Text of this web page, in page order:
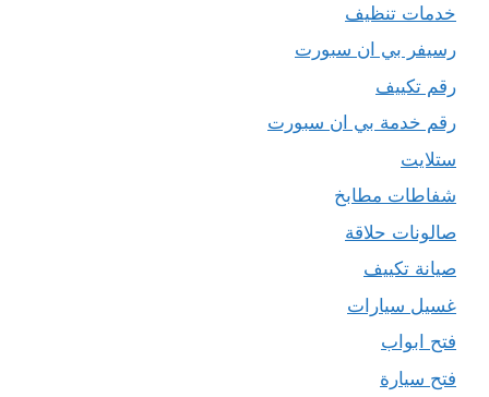
خدمات تنظيف
رسيفر بي ان سبورت
رقم تكييف
رقم خدمة بي ان سبورت
ستلايت
شفاطات مطابخ
صالونات حلاقة
صيانة تكييف
غسيل سيارات
فتح ابواب
فتح سيارة